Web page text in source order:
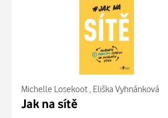
Michelle Losekoot Eliška Vyhnánková
Jak na sítě